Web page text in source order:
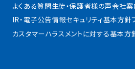
よくある質問生徒・保護者様の声会社
IR・電子公告情報セキュリティ基本方針
カスタマーハラスメントに対する基本方